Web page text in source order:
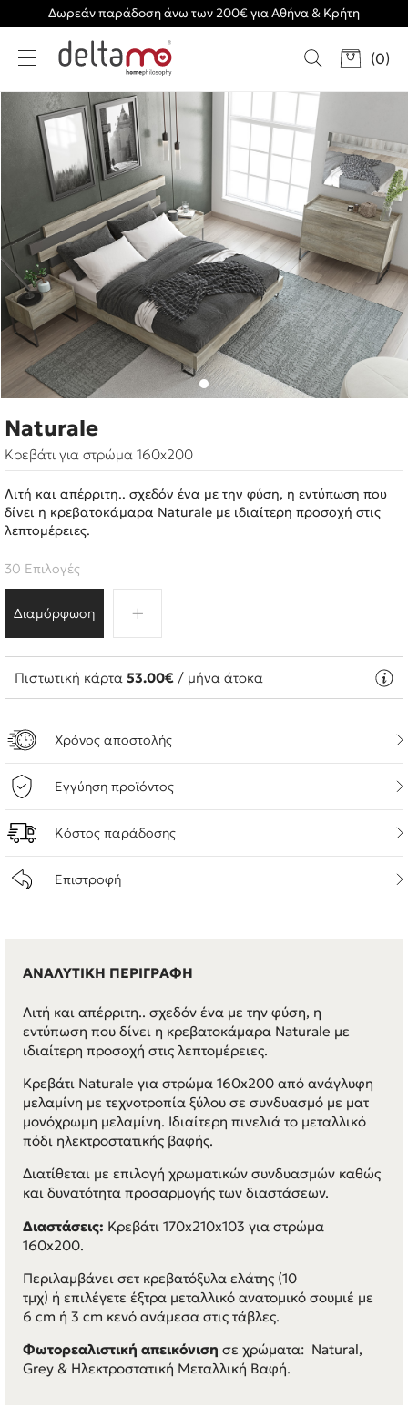
Δωρεάν παράδοση άνω των 200€ για Αθήνα & Κρήτη
(0)
Naturale
Κρεβάτι για στρώμα 160x200
Λιτή και απέρριτη.. σχεδόν ένα με την φύση, η εντύπωση που
δίνει η κρεβατοκάμαρα Naturale με ιδιαίτερη προσοχή στις
λεπτομέρειες.
Διαμόρφωση
30 Επιλογές
Πιστωτική κάρτα 53.00€ / μήνα άτοκα
Χρόνος αποστολής
Εγγύηση προϊόντος
Κόστος παράδοσης
Επιστροφή
ΑΝΑΛΥΤΙΚΗ ΠΕΡΙΓΡΑΦΗ
Λιτή και απέρριτη.. σχεδόν ένα με την φύση, η
εντύπωση που δίνει η κρεβατοκάμαρα Naturale με
ιδιαίτερη προσοχή στις λεπτομέρειες.
Κρεβάτι Naturale για στρώμα 160x200 από ανάγλυφη
μελαμίνη με τεχνοτροπία ξύλου σε συνδυασμό με ματ
μονόχρωμη μελαμίνη. Ιδιαίτερη πινελιά το μεταλλικό
πόδι ηλεκτροστατικής βαφής.
Διατίθεται με επιλογή χρωματικών συνδυασμών καθώς
και δυνατότητα προσαρμογής των διαστάσεων.
Διαστάσεις: Κρεβάτι 170x210x103 για στρώμα
160x200.
Περιλαμβάνει σετ κρεβατόξυλα ελάτης (10
τμχ) ή επιλέγετε έξτρα μεταλλικό ανατομικό σουμιέ με
6 cm ή 3 cm κενό ανάμεσα στις τάβλες.
Φωτορεαλιστική απεικόνιση σε χρώματα: Natural,
Grey & Ηλεκτροστατική Μεταλλική Βαφή.